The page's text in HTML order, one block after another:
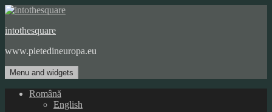
Skip
content
intothesquare
www.pietedineuropa.eu
Menu and widgets
Română
English